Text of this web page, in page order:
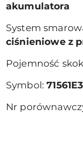
akumulatora
System
ciśnieniowe z
Pojemność
Symbol:
Nr